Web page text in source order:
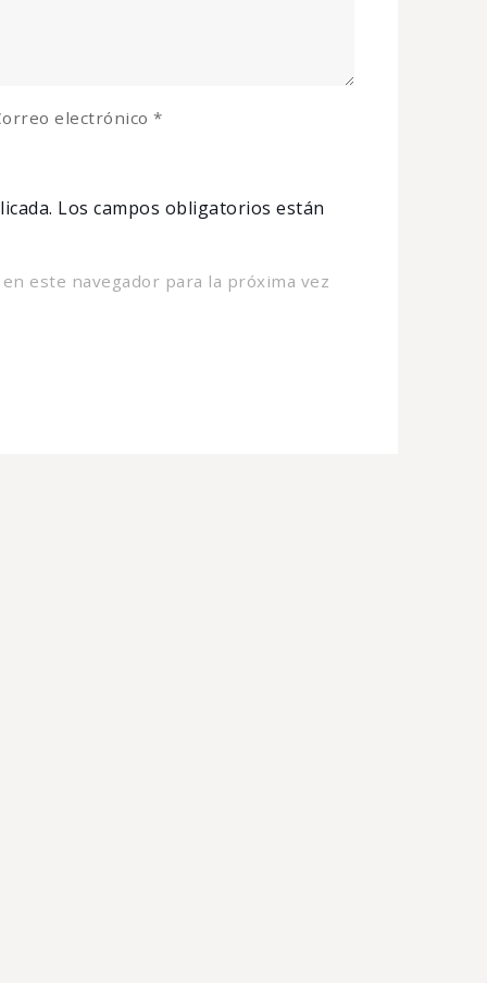
Los campos obligatorios están
electrónico*
este navegador para la próxima vez